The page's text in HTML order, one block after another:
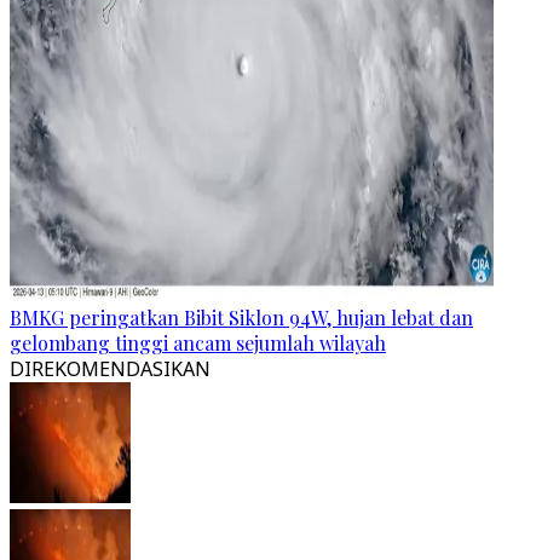
BMKG peringatkan Bibit Siklon 94W, hujan lebat dan
gelombang tinggi ancam sejumlah wilayah
DIREKOMENDASIKAN